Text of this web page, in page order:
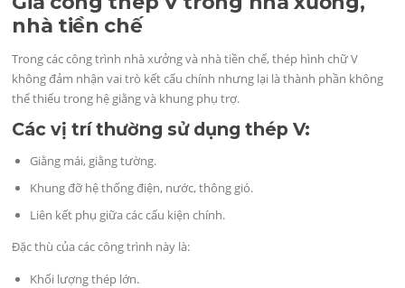
nhà tiền chế
Trong các công trình nhà xưởng và nhà tiền chế, thép hình chữ V
không đảm nhận vai trò kết cấu chính nhưng lại là thành phần không
thể thiếu trong hệ giằng và khung phụ trợ.
Các vị trí thường sử dụng thép V:
Giằng mái, giằng tường.
Khung đỡ hệ thống điện, nước, thông gió.
Liên kết phụ giữa các cấu kiện chính.
Đặc thù của các công trình này là:
Khối lượng thép lớn.